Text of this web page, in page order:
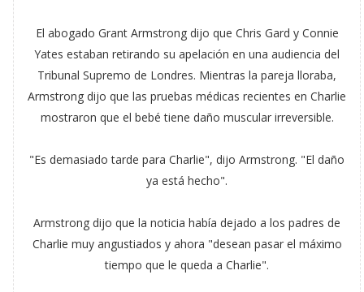
El abogado Grant Armstrong dijo que Chris Gard y Connie
Yates estaban retirando su apelación en una audiencia del
Tribunal Supremo de Londres. Mientras la pareja lloraba,
Armstrong dijo que las pruebas médicas recientes en Charlie
mostraron que el bebé tiene daño muscular irreversible.
"Es demasiado tarde para Charlie", dijo Armstrong. "El daño
ya está hecho".
Armstrong dijo que la noticia había dejado a los padres de
Charlie muy angustiados y ahora "desean pasar el máximo
tiempo que le queda a Charlie".